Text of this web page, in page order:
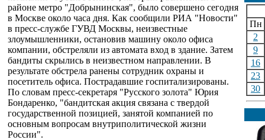
районе метро "Добрынинская", было совершено сегодня
в Москве около часа дня. Как сообщили РИА "Новости"
в пресс-службе ГУВД Москвы, неизвестные
злоумышленники, остановив машину около офиса
компании, обстреляли из автомата вход в здание. Затем
бандиты скрылись в неизвестном направлении. В
результате обстрела ранены сотрудник охраны и
посетитель офиса. Пострадавшие госпитализированы.
По словам пресс-секретаря "Русского золота" Юрия
Бондаренко, "бандитская акция связана с твердой
государственной позицией, занятой компанией по
основным вопросам внутриполитической жизни
России".
Пн
2
9
16
23
30